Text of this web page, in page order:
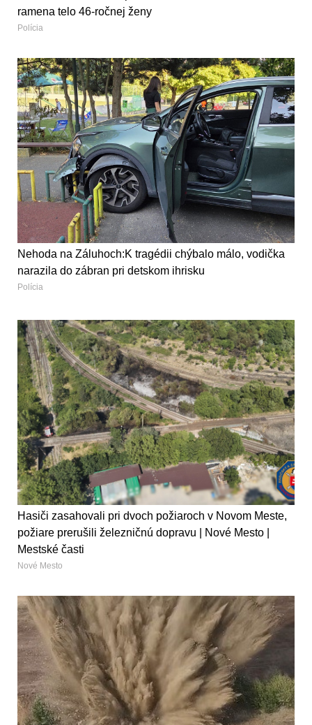
ramena telo 46-ročnej ženy
Polícia
Nehoda na Záluhoch:K tragédii chýbalo málo, vodička
narazila do zábran pri detskom ihrisku
Polícia
Hasiči zasahovali pri dvoch požiaroch v Novom Meste,
požiare prerušili železničnú dopravu | Nové Mesto |
Mestské časti
Nové Mesto